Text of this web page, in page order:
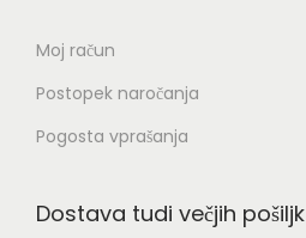
Moj račun
Postopek naročanja
Pogosta vprašanja
Dostava tudi večjih pošiljk